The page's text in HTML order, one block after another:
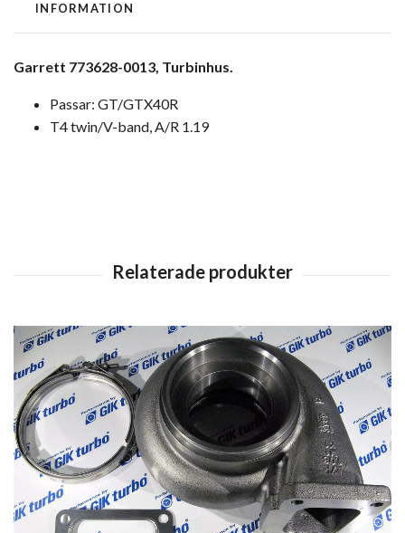
INFORMATION
Garrett 773628-0013, Turbinhus.
Passar: GT/GTX40R
T4 twin/V-band, A/R 1.19